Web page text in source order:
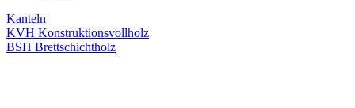
Kanteln
KVH Konstruktionsvollholz
BSH Brettschichtholz